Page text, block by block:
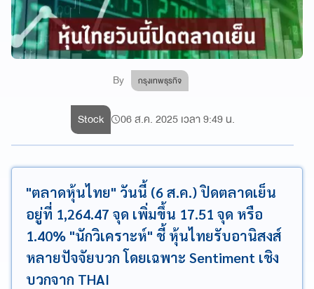
By กรุงเทพธุรกิจ
Stock 06 ส.ค. 2025 เวลา 9:49 น.
"ตลาดหุ้นไทย" วันนี้ (6 ส.ค.) ปิดตลาดเย็น
อยู่ที่ 1,264.47 จุด เพิ่มขึ้น 17.51 จุด หรือ
1.40% "นักวิเคราะห์" ชี้ หุ้นไทยรับอานิสงส์
หลายปัจจัยบวก โดยเฉพาะ Sentiment เชิง
บวกจาก THAI